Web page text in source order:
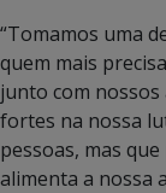
“Tomamos uma
quem mais
junto com nossos
fortes na nossa
pessoas, mas
alimenta a nossa